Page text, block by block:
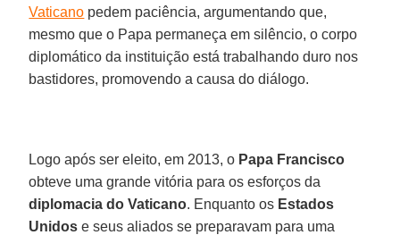
Vaticano pedem paciência, argumentando que,
mesmo que o Papa permaneça em silêncio, o corpo
diplomático da instituição está trabalhando duro nos
bastidores, promovendo a causa do diálogo.
Logo após ser eleito, em 2013, o Papa Francisco
obteve uma grande vitória para os esforços da
diplomacia do Vaticano. Enquanto os Estados
Unidos e seus aliados se preparavam para uma